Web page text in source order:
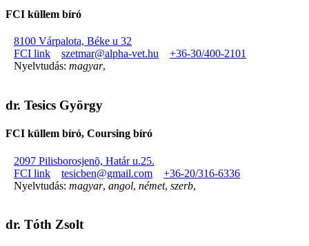
FCI küllem bíró
8100 Várpalota, Béke u 32
FCI link
szetmar@alpha-vet.hu
+36-30/400-2101
Nyelvtudás: magyar,
dr. Tesics György
FCI küllem bíró, Coursing bíró
2097 Pilisborosjenõ, Határ u.25.
FCI link
tesicben@gmail.com
+36-20/316-6336
Nyelvtudás: magyar, angol, német, szerb,
dr. Tóth Zsolt